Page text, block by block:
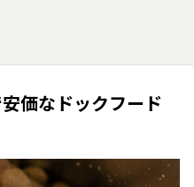
価なドックフード